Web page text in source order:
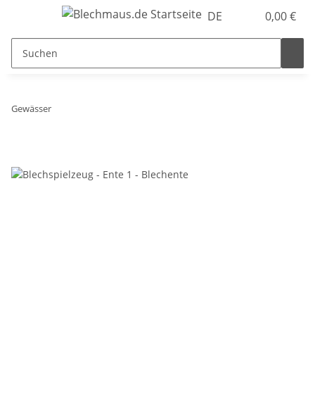
DE 0,00 €
Gewässer